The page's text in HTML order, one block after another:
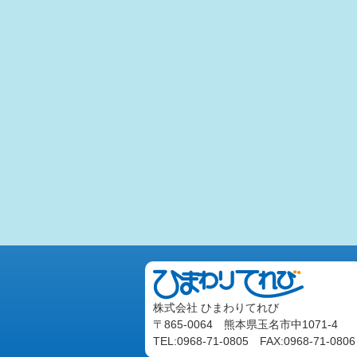
株式会社 ひまわりてれび
〒865-0064 熊本県玉名市中1071-4
TEL:0968-71-0805 FAX:0968-71-0806